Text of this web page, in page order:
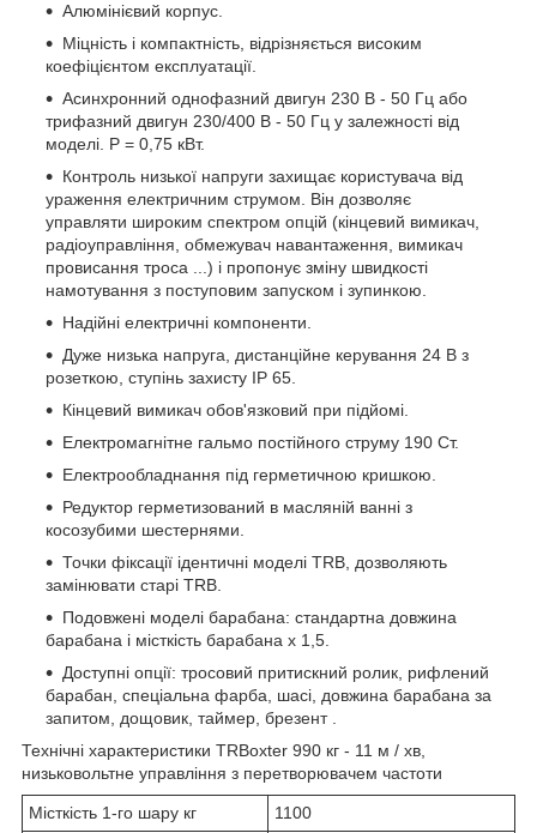
Алюмінієвий корпус.
Міцність і компактність, відрізняється високим
коефіцієнтом експлуатації.
Асинхронний однофазний двигун 230 В - 50 Гц або
трифазний двигун 230/400 В - 50 Гц у залежності від
моделі. P = 0,75 кВт.
Контроль низької напруги захищає користувача від
ураження електричним струмом. Він дозволяє
управляти широким спектром опцій (кінцевий вимикач,
радіоуправління, обмежувач навантаження, вимикач
провисання троса ...) і пропонує зміну швидкості
намотування з поступовим запуском і зупинкою.
Надійні електричні компоненти.
Дуже низька напруга, дистанційне керування 24 В з
розеткою, ступінь захисту IP 65.
Кінцевий вимикач обов'язковий при підйомі.
Електромагнітне гальмо постійного струму 190 Ст.
Електрообладнання під герметичною кришкою.
Редуктор герметизований в масляній ванні з
косозубими шестернями.
Точки фіксації ідентичні моделі TRB, дозволяють
замінювати старі TRB.
Подовжені моделі барабана: стандартна довжина
барабана і місткість барабана х 1,5.
Доступні опції: тросовий притискний ролик, рифлений
барабан, спеціальна фарба, шасі, довжина барабана за
запитом, дощовик, таймер, брезент .
Технічні характеристики TRBoxter 990 кг - 11 м / хв,
низьковольтне управління з перетворювачем частоти
Місткість 1-го шару кг 1100